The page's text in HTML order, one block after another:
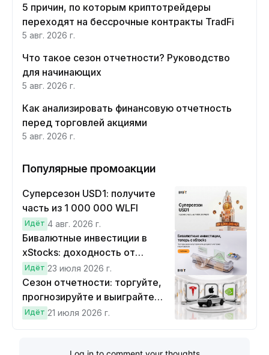
5 причин, по которым криптотрейдеры
переходят на бессрочные контракты TradFi
5 авг. 2026 г.
Что такое сезон отчетности? Руководство
для начинающих
5 авг. 2026 г.
Как анализировать финансовую отчетность
перед торговлей акциями
5 авг. 2026 г.
Популярные промоакции
Суперсезон USD1: получите
часть из 1 000 000 WLFI
Идёт 4 авг. 2026 г.
Бивалютные инвестиции в
xStocks: доходность от
прогнозов
Идёт 23 июля 2026 г.
Сезон отчетности: торгуйте,
прогнозируйте и выиграйте
Cybertruck!
Идёт 21 июля 2026 г.